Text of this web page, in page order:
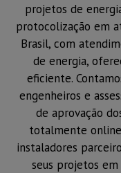
projetos de
protocolização em
Brasil, com
de energia,
eficiente.
engenheiros e
de aprovação
totalmente
instaladores
seus projetos